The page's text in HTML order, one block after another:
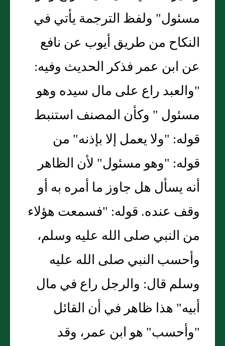
مسئول" ولفظ الترجمة يأتي في
النكاح من طريق أيوب عن نافع
عن ابن عمر فذكر الحديث وفيه:
"والعبد راع على مال سيده وهو
مسئول " وكأن المصنف استنبط
قوله: "ولا يعمل إلا بإذنه" من
قوله: "وهو مسئول" لأن الظاهر
أنه يسأل هل جاوز ما أمره به أو
وقف عنده. قوله: "فسمعت هؤلاء
من النبي صلى الله عليه وسلم،
وأحسب النبي صلى الله عليه
وسلم قال: والرجل راع في مال
أبيه" هذا ظاهر في أن القائل
"وأحسب" هو ابن عمر، وقد